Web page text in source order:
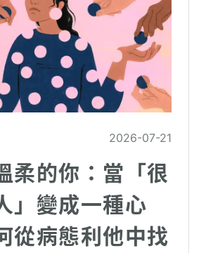
2026-07-21
柔的你：當「很
」變成一種心
從病態利他中找